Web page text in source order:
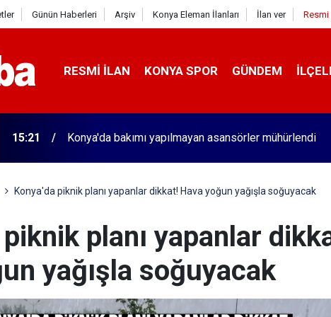
Günün Haberleri Arşiv Konya Eleman İlanları İlan ver Resmi
RESMI İLAN KONYA SPOR GÜNDEM
15:13 Konya bunu da gördü! Askıda ayakkabı dönemi başladı
Konya'da piknik planı yapanlar dikkat! Hava yoğun yağışla soğuyacak
planı yapanlar
yağışla soğuyacak